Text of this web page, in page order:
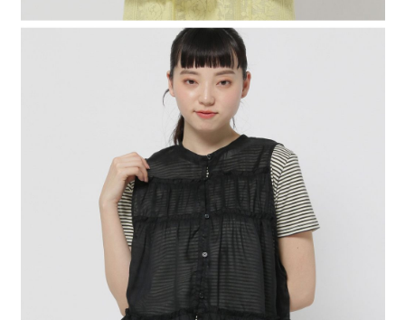
５．嚴禁一人註冊多個帳號或使用他人資訊註冊。若發現惡意使用之情形，
恩沛科技股份有限公司將有權停止該用戶之使用額度並採取法律行動。